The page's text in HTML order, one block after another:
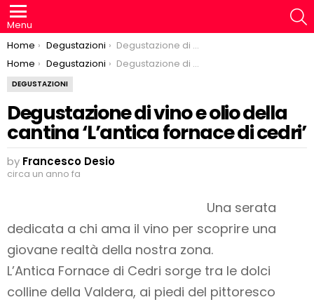
Menu
You are here:
Home Degustazioni
Degustazione di vino e olio della cantina ‘L’antica fornace di cedri’
You are here:
Home Degustazioni Degustazione di vino e olio della cantina ‘L’antica fornace di cedri’
DEGUSTAZIONI
Degustazione di vino e olio della
cantina ‘L’antica fornace di cedri’
by Francesco Desio
circa un anno fa
Una serata
dedicata a chi ama il vino per scoprire una
giovane realtà della nostra zona.
L’Antica Fornace di Cedri sorge tra le dolci
colline della Valdera, ai piedi del pittoresco